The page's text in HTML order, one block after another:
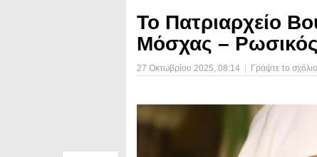
Το Πατριαρχείο
Μόσχας –
27 Οκτωβρίου 2025, 08:14 Γράψτε το